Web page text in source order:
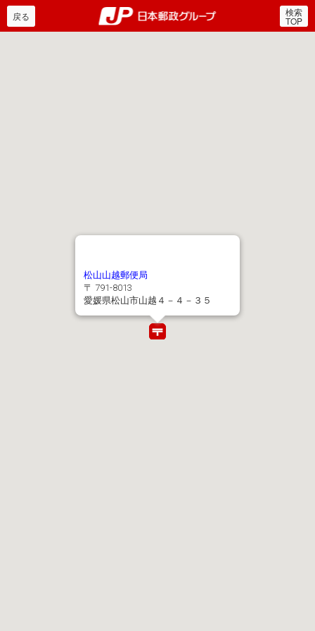
郵便局・日本郵政グルー
戻る 検索
TOP
松山山越郵便局
〒 791-8013
愛媛県松山市山越４－４－３５